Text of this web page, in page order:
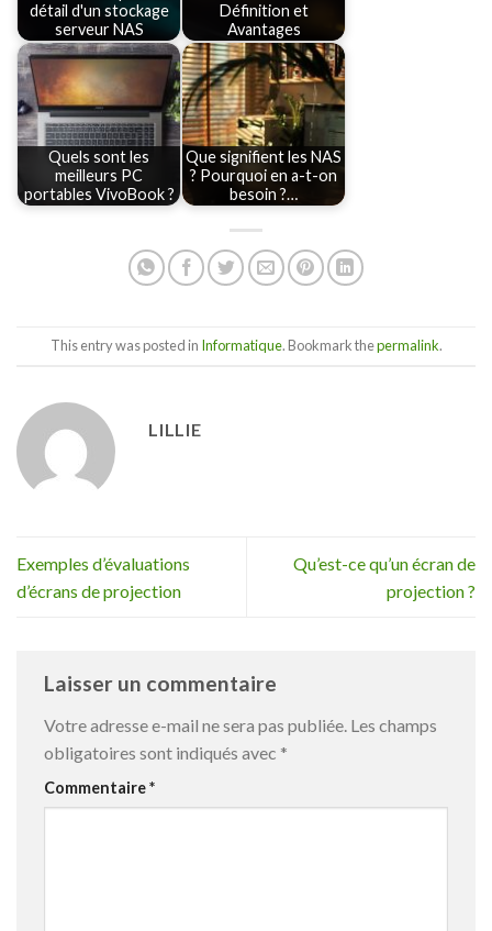
détail d'un stockage
serveur NAS
Définition et
Avantages
Quels sont les
meilleurs PC
portables VivoBook ?
Que signifient les NAS
? Pourquoi en a-t-on
besoin ?…
This entry was posted in Informatique. Bookmark thepermalink.
LILLIE
Exemples d’évaluations
d’écrans de projection
Qu’est-ce qu’un écran de
projection ?
Laisser un commentaire
Votre adresse e-mail ne sera pas publiée. Les champs
obligatoires sont indiqués avec *
Commentaire*